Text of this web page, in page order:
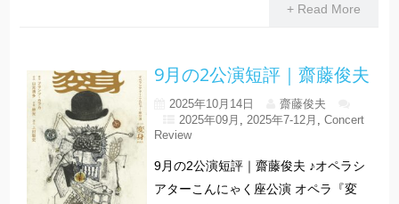
+ Read More
9月の2公演短評｜齋藤俊夫
2025年10月14日
齋藤俊夫
2025年09月 , 2025年7-12月 , Concert
Review
9月の2公演短評｜齋藤俊夫 ♪オペラシ
アターこんにゃく座公演 オペラ『変